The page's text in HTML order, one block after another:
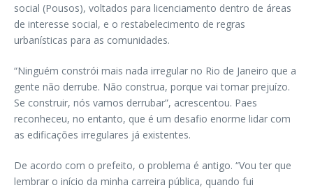
social (Pousos), voltados para licenciamento dentro de áreas
de interesse social, e o restabelecimento de regras
urbanísticas para as comunidades.
“Ninguém constrói mais nada irregular no Rio de Janeiro que a
gente não derrube. Não construa, porque vai tomar prejuízo.
Se construir, nós vamos derrubar”, acrescentou. Paes
reconheceu, no entanto, que é um desafio enorme lidar com
as edificações irregulares já existentes.
De acordo com o prefeito, o problema é antigo. “Vou ter que
lembrar o início da minha carreira pública, quando fui